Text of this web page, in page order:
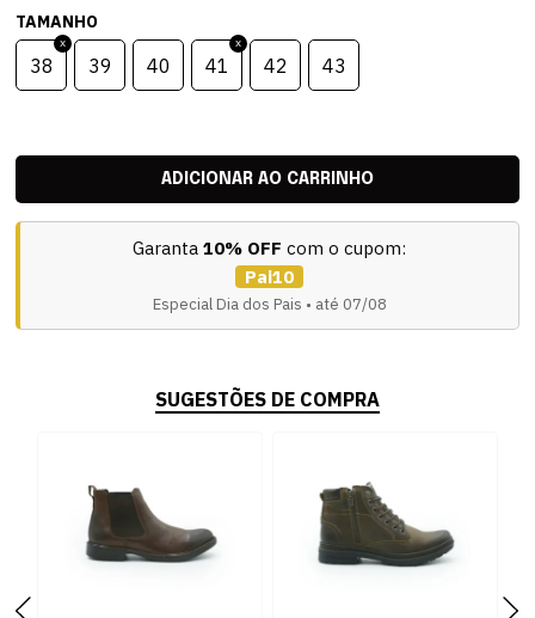
TAMANHO
38 39 40 41 42 43
Garanta 10% OFF com o cupom:
Pai10
Especial Dia dos Pais • até 07/08
SUGESTÕES DE COMPRA